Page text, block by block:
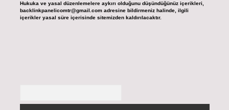
Hukuka ve yasal düzenlemelere aykırı olduğunu düşündüğünüz içerikleri,
backlinkpanelicomtr@gmail.comadresine bildirmeniz halinde, ilgili
içerikler yasal süre içerisinde sitemizden kaldırılacaktır.